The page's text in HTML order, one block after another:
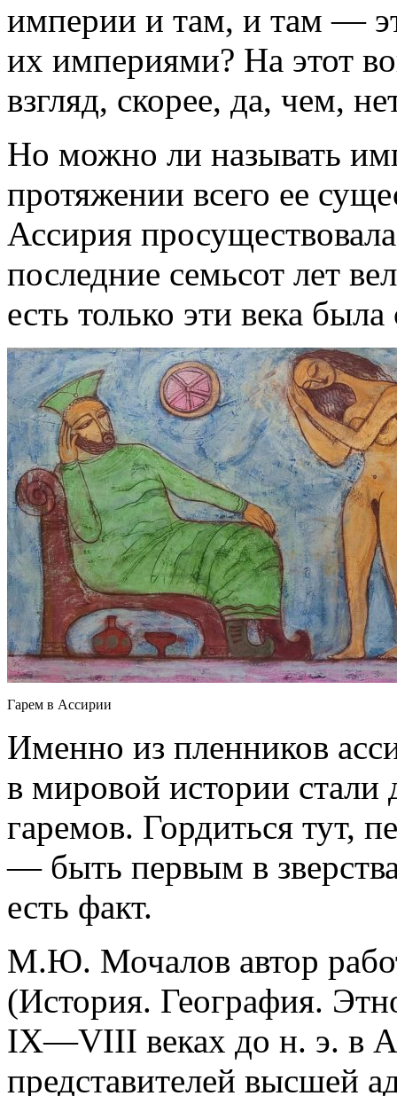
империи и там, и там ―
их империями? На этот
взгляд, скорее, да, чем,
Но можно ли называть
протяжении всего ее
Ассирия
последние семьсот лет
есть только эти века
Гарем в Ассирии
Именно из пленников
в мировой истории стали
гаремов. Гордиться тут,
― быть первым в
есть факт.
М.Ю. Мочалов автор
(История. География.
IX―VIII веках до н. э. в
представителей высшей